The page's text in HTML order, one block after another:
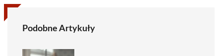
Podobne Artykuły